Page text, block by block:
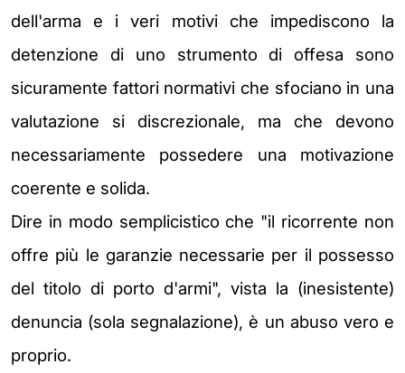
dell'arma e i veri motivi che impediscono la
detenzione di uno strumento di offesa sono
sicuramente fattori normativi che sfociano in una
valutazione si discrezionale, ma che devono
necessariamente possedere una motivazione
coerente e solida.
Dire in modo semplicistico che "il ricorrente non
offre più le garanzie necessarie per il possesso
del titolo di porto d'armi", vista la (inesistente)
denuncia (sola segnalazione), è un abuso vero e
proprio.